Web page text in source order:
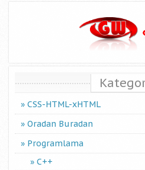
CSS-HTML-xHTML
Oradan Buradan
Programlama
C++